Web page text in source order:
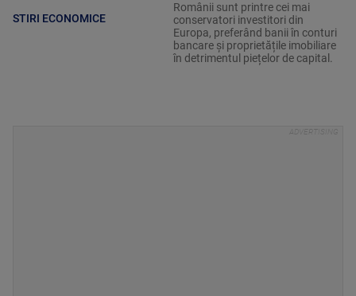
STIRI ECONOMICE
Românii sunt printre cei mai
conservatori investitori din
Europa, preferând banii în conturi
bancare și proprietățile imobiliare
în detrimentul piețelor de capital.